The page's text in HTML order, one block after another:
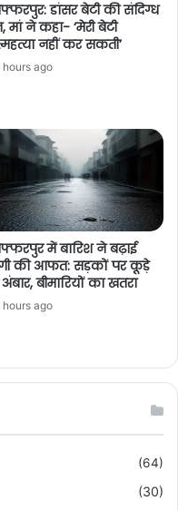
डांसर बेटी की संदिग्ध
मां ने कहा- ‘मेरी बेटी
नहीं कर सकती’
hours ago
में बारिश ने बढ़ाई
की आफत: सड़कों पर कूड़े
बीमारियों का खतरा
hours ago
(64)
(30)